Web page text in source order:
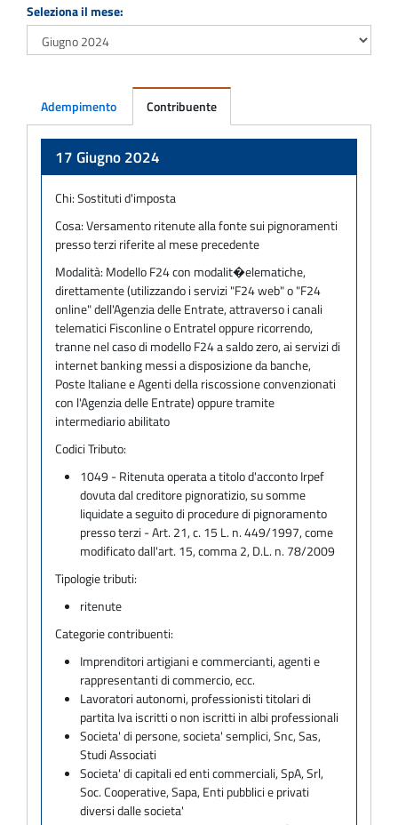
Seleziona il mese:
Adempimento Contribuente
17 Giugno 2024
Chi:Sostituti d'imposta
Cosa:Versamento ritenute alla fonte sui pignoramenti
presso terzi riferite al mese precedente
Modalità: Modello F24 con modalit�elematiche,
direttamente (utilizzando i servizi "F24 web" o "F24
online" dell'Agenzia delle Entrate, attraverso i canali
telematici Fisconline o Entratel oppure ricorrendo,
tranne nel caso di modello F24 a saldo zero, ai servizi di
internet banking messi a disposizione da banche,
Poste Italiane e Agenti della riscossione convenzionati
con l'Agenzia delle Entrate) oppure tramite
intermediario abilitato
Codici Tributo:
1049 - Ritenuta operata a titolo d'acconto Irpef
dovuta dal creditore pignoratizio, su somme
liquidate a seguito di procedure di pignoramento
presso terzi - Art. 21, c. 15 L. n. 449/1997, come
modificato dall'art. 15, comma 2, D.L. n. 78/2009
Tipologie tributi:
ritenute
Categorie contribuenti:
Imprenditori artigiani e commercianti, agenti e
rappresentanti di commercio, ecc.
Lavoratori autonomi, professionisti titolari di
partita Iva iscritti o non iscritti in albi professionali
Societa' di persone, societa' semplici, Snc, Sas,
Studi Associati
Societa' di capitali ed enti commerciali, SpA, Srl,
Soc. Cooperative, Sapa, Enti pubblici e privati
diversi dalle societa'